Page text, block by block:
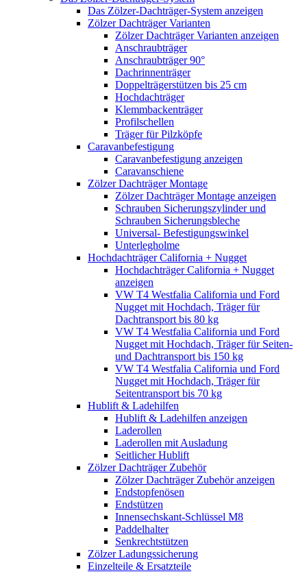
Das Zölzer-Dachträger-System anzeigen
Zölzer Dachträger Varianten
Zölzer Dachträger Varianten anzeigen
Anschraubträger
Anschraubträger 90°
Dachrinnenträger
Doppelträgerstützen bis 25 cm
Hochdachträger
Klemmbackenträger
Profilschellen
Träger für Pilzköpfe
Caravanbefestigung
Caravanbefestigung anzeigen
Caravanschiene
Zölzer Dachträger Montage
Zölzer Dachträger Montage anzeigen
Schrauben Sicherungszylinder und
Schrauben Sicherungsbleche
Universal- Befestigungswinkel
Unterlegholme
Hochdachträger California + Nugget
Hochdachträger California + Nugget
anzeigen
VW T4 Westfalia California und Ford
Nugget mit Hochdach, Träger für
Dachtransport bis 80 kg
VW T4 Westfalia California und Ford
Nugget mit Hochdach, Träger für Seiten-
und Dachtransport bis 150 kg
VW T4 Westfalia California und Ford
Nugget mit Hochdach, Träger für
Seitentransport bis 70 kg
Hublift & Ladehilfen
Hublift & Ladehilfen anzeigen
Laderollen
Laderollen mit Ausladung
Seitlicher Hublift
Zölzer Dachträger Zubehör
Zölzer Dachträger Zubehör anzeigen
Endstopfenösen
Endstützen
Innensechskant-Schlüssel M8
Paddelhalter
Senkrechtstützen
Zölzer Ladungssicherung
Einzelteile & Ersatzteile